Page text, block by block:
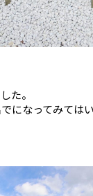
た。
になってみては